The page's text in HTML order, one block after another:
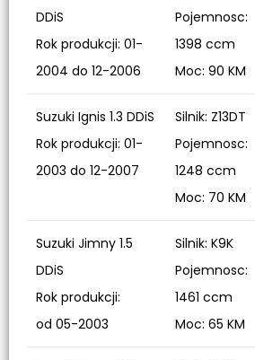
DDiS
Rok produkcji: 01-
2004 do 12-2006
Pojemnosc:
1398 ccm
Moc: 90 KM
Suzuki Ignis 1.3 DDiS
Rok produkcji: 01-
2003 do 12-2007
Silnik: Z13DT
Pojemnosc:
1248 ccm
Moc: 70 KM
Suzuki Jimny 1.5
DDiS
Rok produkcji:
od 05-2003
Silnik: K9K
Pojemnosc:
1461 ccm
Moc: 65 KM